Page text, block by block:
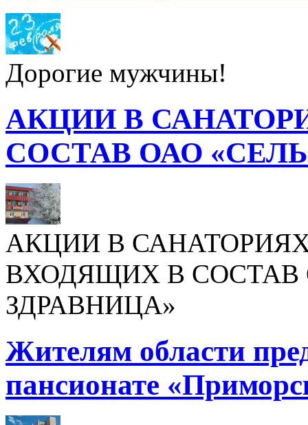
Дорогие мужчины!
АКЦИИ В
СОСТАВ ОАО
АКЦИИ В
ВХОДЯЩИХ В СОСТАВ
ЗДРАВНИЦА»
Жителям области
пансионате